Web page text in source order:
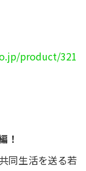
product/321
！
同生活を送る若